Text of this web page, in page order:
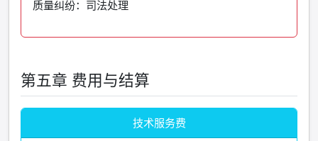
质量纠纷：司法处理
第五章 费用与结算
技术服务费